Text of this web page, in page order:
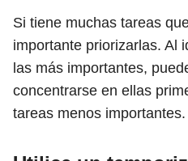
Si tiene muchas tareas
importante priorizarlas. Al
las más importantes,
concentrarse en ellas
tareas menos importantes.